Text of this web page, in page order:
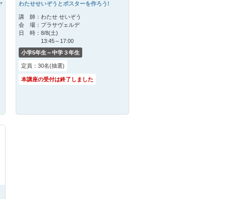
わたせせいぞうとポスターを作ろう!
講 師： わたせ せいぞう
会 場： プラサヴェルデ
日 時： 8/8(土)
13:45～17:00
小学5年生～中学３年生
定員：30名(抽選)
本講座の受付は終了しました